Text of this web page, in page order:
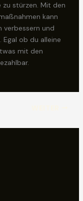
stürzen. Mit den
kann
verbessern und
ob du alleine
mit den